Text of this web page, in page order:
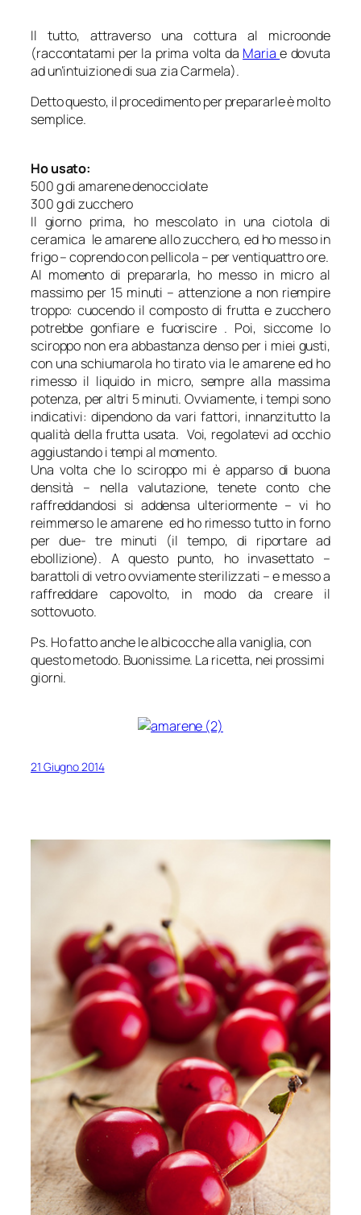
Il tutto, attraverso una cottura al microonde
(raccontatami per la prima volta da Mariae dovuta
ad un’intuizione di sua zia Carmela).
Detto questo, il procedimento per prepararle è molto
semplice.
Ho usato:
500 g di amarene denocciolate
300 g di zucchero
Il giorno prima, ho mescolato in una ciotola di
ceramica le amarene allo zucchero, ed ho messo in
frigo – coprendo con pellicola – per ventiquattro ore.
Al momento di prepararla, ho messo in micro al
massimo per 15 minuti – attenzione a non riempire
troppo: cuocendo il composto di frutta e zucchero
potrebbe gonfiare e fuoriscire . Poi, siccome lo
sciroppo non era abbastanza denso per i miei gusti,
con una schiumarola ho tirato via le amarene ed ho
rimesso il liquido in micro, sempre alla massima
potenza, per altri 5 minuti. Ovviamente, i tempi sono
indicativi: dipendono da vari fattori, innanzitutto la
qualità della frutta usata. Voi, regolatevi ad occhio
aggiustando i tempi al momento.
Una volta che lo sciroppo mi è apparso di buona
densità – nella valutazione, tenete conto che
raffreddandosi si addensa ulteriormente – vi ho
reimmerso le amarene ed ho rimesso tutto in forno
per due- tre minuti (il tempo, di riportare ad
ebollizione). A questo punto, ho invasettato –
barattoli di vetro ovviamente sterilizzati – e messo a
raffreddare capovolto, in modo da creare il
sottovuoto.
Ps. Ho fatto anche le albicocche alla vaniglia, con
questo metodo. Buonissime. La ricetta, nei prossimi
giorni.
21 Giugno 2014